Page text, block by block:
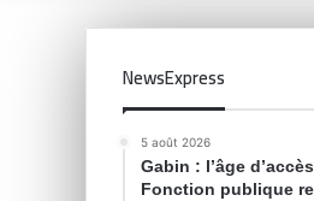
NewsExpress
5 août 2026
Gabin : l’âge
Fonction publique